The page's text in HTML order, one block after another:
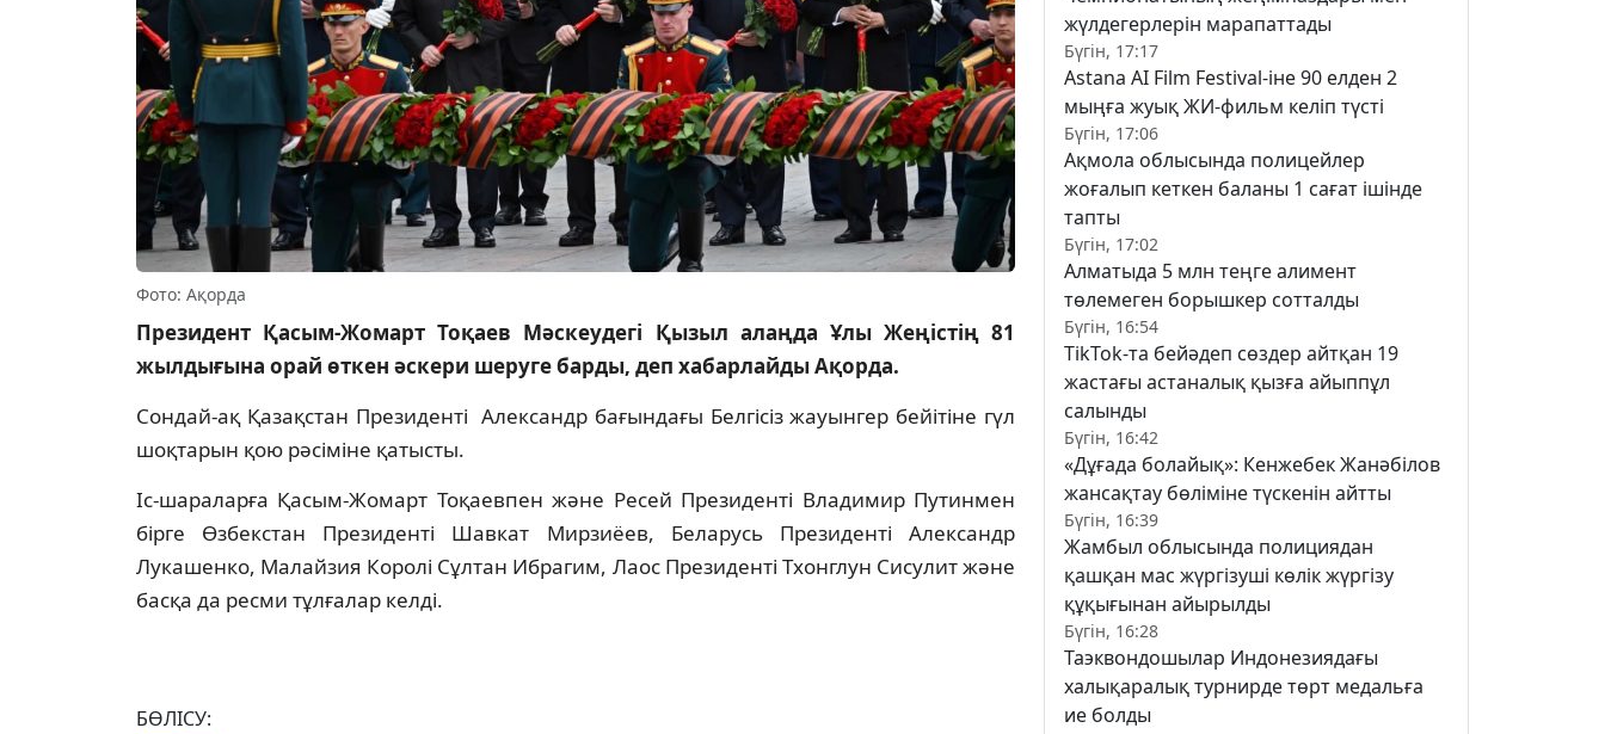
Фото: Ақорда
Президент Қасым-Жомарт Тоқаев Мәскеудегі Қызыл алаңда Ұлы Жеңістің 81
жылдығына орай өткен әскери шеруге барды, деп хабарлайды Ақорда.
Сондай-ақ Қазақстан Президенті Александр бағындағы Белгісіз жауынгер бейітіне гүл
шоқтарын қою рәсіміне қатысты.
Іс-шараларға Қасым-Жомарт Тоқаевпен және Ресей Президенті Владимир Путинмен
бірге Өзбекстан Президенті Шавкат Мирзиёев, Беларусь Президенті Александр
Лукашенко, Малайзия Королі Сұлтан Ибрагим, Лаос Президенті Тхонглун Сисулит және
басқа да ресми тұлғалар келді.
БӨЛІСУ:
жүлдегерлерін марапаттады
Бүгін, 17:17
Astana AI Film Festival-іне 90 елден 2
мыңға жуық ЖИ-фильм келіп түсті
Бүгін, 17:06
Ақмола облысында полицейлер
жоғалып кеткен баланы 1 сағат ішінде
тапты
Бүгін, 17:02
Алматыда 5 млн теңге алимент
төлемеген борышкер сотталды
Бүгін, 16:54
TikTok-та бейәдеп сөздер айтқан 19
жастағы астаналық қызға айыппұл
салынды
Бүгін, 16:42
«Дұғада болайық»: Кенжебек Жанәбілов
жансақтау бөліміне түскенін айтты
Бүгін, 16:39
Жамбыл облысында полициядан
қашқан мас жүргізуші көлік жүргізу
құқығынан айырылды
Бүгін, 16:28
Таэквондошылар Индонезиядағы
халықаралық турнирде төрт медальға
ие болды